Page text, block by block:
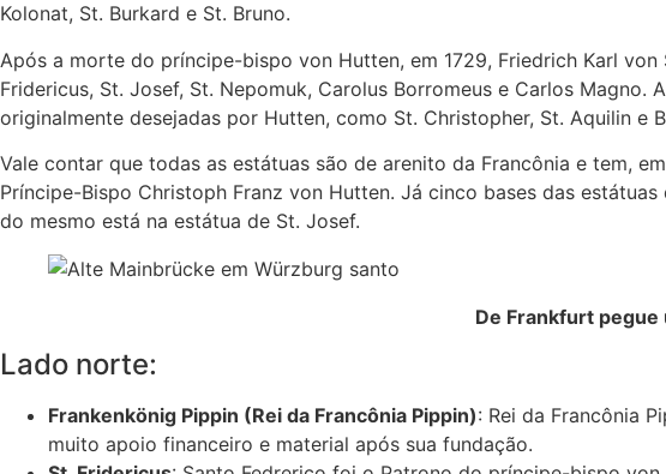
Kolonat, St. Burkard e St. Bruno.
Após a morte do príncipe-bispo von Hutten, em 1729, Friedrich Karl
Fridericus, St. Josef, St. Nepomuk, Carolus Borromeus e Carlos
originalmente desejadas por Hutten, como St. Christopher, St. Aquilin e
Vale contar que todas as estátuas são de arenito da Francônia e tem,
Príncipe-Bispo Christoph Franz von Hutten. Já cinco bases das
do mesmo está na estátua de St. Josef.
De Frankfurt pegue
Lado norte:
Frankenkönig Pippin (Rei da Francônia Pippin): Rei da Francônia
muito apoio financeiro e material após sua fundação.